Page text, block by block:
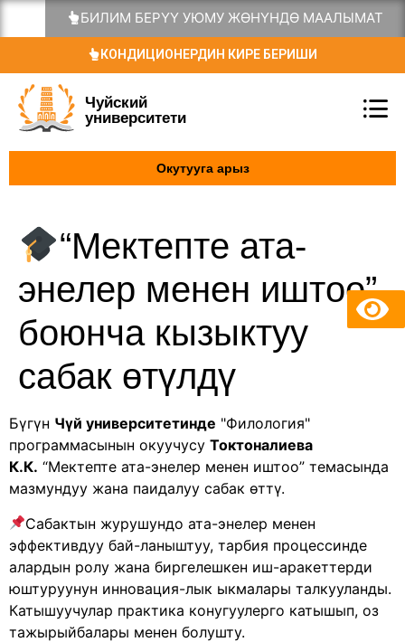
БИЛИМ БЕРҮҮ УЮМУ ЖӨНҮНДӨ МААЛЫМАТ
КОНДИЦИОНЕРДИН КИРЕ БЕРИШИ
Чуйский
университети
Окутууга арыз
“Мектепте ата-
энелер менен иштоо”
боюнча кызыктуу
сабак өтүлдү
Бүгүн Чүй университетинде "Филология"
программасынын окуучусу Токтоналиева
К.К. “Мектепте ата-энелер менен иштоо” темасында
мазмундуу жана паидалуу сабак өттү.
Сабактын журушундо ата-энелер менен
эффективдуу бай-ланыштуу, тарбия процессинде
алардын ролу жана биргелешкен иш-аракеттерди
юштуруунун инновация-лык ыкмалары талкууланды.
Катышуучулар практика конугуулерго катышып, оз
тажырыйбалары менен болушту.